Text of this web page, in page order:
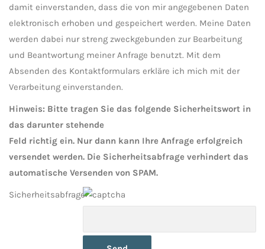
damit einverstanden, dass die von mir angegebenen Daten
elektronisch erhoben und gespeichert werden. Meine Daten
werden dabei nur streng zweckgebunden zur Bearbeitung
und Beantwortung meiner Anfrage benutzt. Mit dem
Absenden des Kontaktformulars erkläre ich mich mit der
Verarbeitung einverstanden.
Hinweis: Bitte tragen Sie das folgende Sicherheitswort in
das darunter stehende
Feld richtig ein. Nur dann kann Ihre Anfrage erfolgreich
versendet werden. Die Sicherheitsabfrage verhindert das
automatische Versenden von SPAM.
Sicherheitsabfrage: